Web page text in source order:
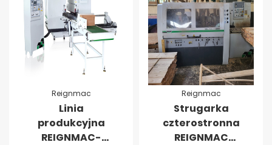
Reignmac
Linia
produkcyjna
REIGNMAC-
Reignmac
Strugarka
czterostronna
REIGNMAC